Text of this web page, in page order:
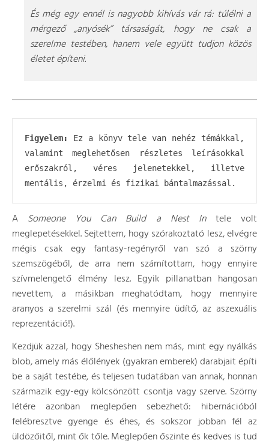
És még egy ennél is nagyobb kihívás vár rá: túlélni a
mérgező „anyósék” társaságát, hogy ne csak a
szerelme testében, hanem vele együtt tudjon közös
életet építeni.
Figyelem:
Ez a könyv tele van nehéz témákkal,
valamint meglehetősen részletes leírásokkal
erőszakról, véres jelenetekkel, illetve
mentális, érzelmi és fizikai bántalmazással.
Someone You Can Build a Nest Intele volt
meglepetésekkel. Sejtettem, hogy szórakoztató lesz, elvégre
mégis csak egy fantasy-regényről van szó a szörny
szemszögéből, de arra nem számítottam, hogy ennyire
szívmelengető élmény lesz. Egyik pillanatban hangosan
nevettem, a másikban meghatódtam, hogy mennyire
aranyos a szerelmi szál (és mennyire üdítő, az aszexuális
reprezentáció!).
Kezdjük azzal, hogy Shesheshen nem más, mint egy nyálkás
blob, amely más élőlények (gyakran emberek) darabjait építi
be a saját testébe, és teljesen tudatában van annak, honnan
származik egy-egy kölcsönzött csontja vagy szerve. Szörny
létére azonban meglepően sebezhető: hibernációból
felébresztve gyenge és éhes, és sokszor jobban fél az
üldözőitől, mint ők tőle. Meglepően őszinte és kedves is tud